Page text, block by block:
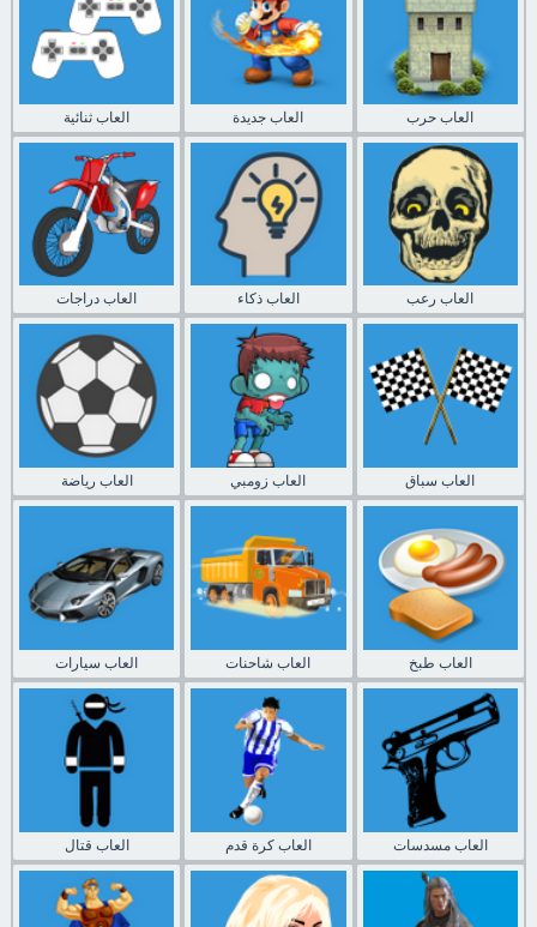
العاب ثنائية العاب جديدة العاب حرب
العاب دراجات العاب ذكاء العاب رعب
العاب رياضة العاب زومبي العاب سباق
العاب سيارات العاب شاحنات العاب طبخ
العاب قتال العاب كرة قدم العاب مسدسات